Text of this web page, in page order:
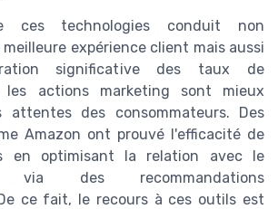
ces technologies conduit non
expérience client mais aussi
significative des taux de
les actions marketing sont mieux
attentes des consommateurs. Des
Amazon ont prouvé l'efficacité de
en optimisant la relation avec le
via des recommandations
ce fait, le recours à ces outils est